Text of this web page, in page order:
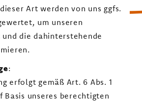
Art werden von uns ggfs.
um unseren
die dahinterstehende
:
erfolgt gemäß Art. 6 Abs. 1
Basis unseres berechtigten